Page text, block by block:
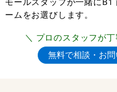
ームをお選びします。
＼ プロのスタッフが